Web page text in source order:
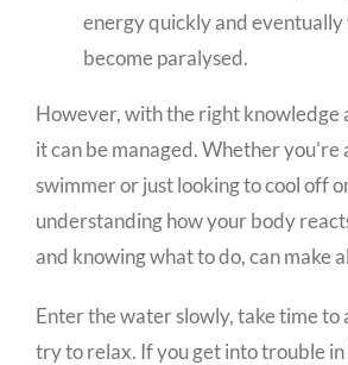
energy quickly and eventually
become paralysed.
However, with the right knowledge
it can be managed. Whether you’re
swimmer or just looking to cool off
understanding how your body
and knowing what to do, can make
Enter the water slowly, take time to
try to relax. If you get into trouble